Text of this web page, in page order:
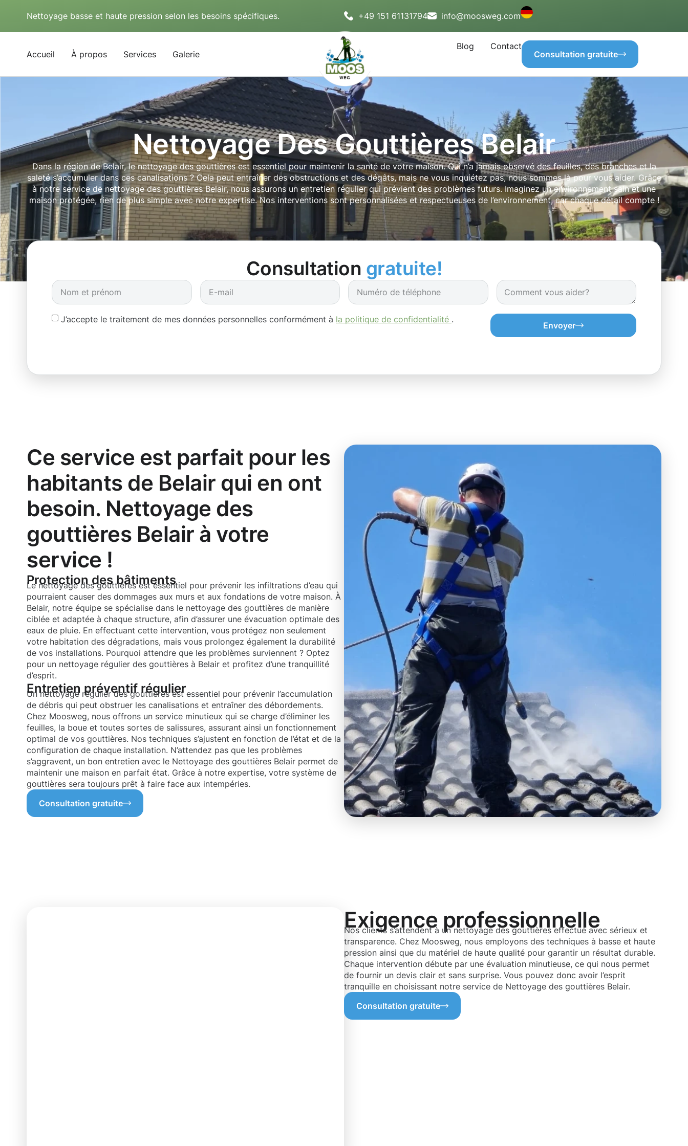
Nettoyage basse et haute pression selon les besoins spécifiques. +49 151 61131794 info@moosweg.com
Accueil À propos Services Galerie
Blog
Contact
Consultation gratuite
Nettoyage Des Gouttières Belair
Dans la région de Belair, le nettoyage des gouttières est essentiel pour maintenir la santé de votre maison. Qui n’a jamais observé des feuilles, des branches et la
saleté s’accumuler dans ces canalisations ? Cela peut entraîner des obstructions et des dégâts, mais ne vous inquiétez pas, nous sommes là pour vous aider. Grâce
à notre service de nettoyage des gouttières Belair, nous assurons un entretien régulier qui prévient des problèmes futurs. Imaginez un environnement sain et une
maison protégée, rien de plus simple avec notre expertise. Nos interventions sont personnalisées et respectueuses de l’environnement, car chaque détail compte !
Consultation gratuite!
J’accepte le traitement de mes données personnelles conformément à la politique de confidentialité .
Envoyer
Ce service est parfait pour les
habitants de Belair qui en ont
besoin. Nettoyage des
gouttières Belair à votre
service !
Protection des bâtiments
Le nettoyage des gouttières est essentiel pour prévenir les infiltrations d’eau qui
pourraient causer des dommages aux murs et aux fondations de votre maison. À
Belair, notre équipe se spécialise dans le nettoyage des gouttières de manière
ciblée et adaptée à chaque structure, afin d’assurer une évacuation optimale des
eaux de pluie. En effectuant cette intervention, vous protégez non seulement
votre habitation des dégradations, mais vous prolongez également la durabilité
de vos installations. Pourquoi attendre que les problèmes surviennent ? Optez
pour un nettoyage régulier des gouttières à Belair et profitez d’une tranquillité
d’esprit.
Entretien préventif régulier
Un nettoyage régulier des gouttières est essentiel pour prévenir l’accumulation
de débris qui peut obstruer les canalisations et entraîner des débordements.
Chez Moosweg, nous offrons un service minutieux qui se charge d’éliminer les
feuilles, la boue et toutes sortes de salissures, assurant ainsi un fonctionnement
optimal de vos gouttières. Nos techniques s’ajustent en fonction de l’état et de la
configuration de chaque installation. N’attendez pas que les problèmes
s’aggravent, un bon entretien avec le Nettoyage des gouttières Belair permet de
maintenir une maison en parfait état. Grâce à notre expertise, votre système de
gouttières sera toujours prêt à faire face aux intempéries.
Consultation gratuite
Exigence professionnelle
Nos clients s’attendent à un nettoyage des gouttières effectué avec sérieux et
transparence. Chez Moosweg, nous employons des techniques à basse et haute
pression ainsi que du matériel de haute qualité pour garantir un résultat durable.
Chaque intervention débute par une évaluation minutieuse, ce qui nous permet
de fournir un devis clair et sans surprise. Vous pouvez donc avoir l’esprit
tranquille en choisissant notre service de Nettoyage des gouttières Belair.
Consultation gratuite